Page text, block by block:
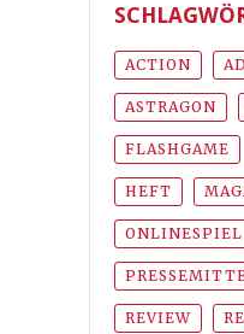
ACTION
ASTRAGON
FLASHGAME
HEFT
ONLINESPIEL
REVIEW